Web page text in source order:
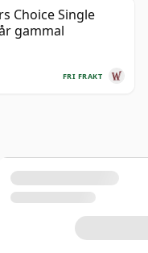
Choice Single
gammal
FRI FRAKT